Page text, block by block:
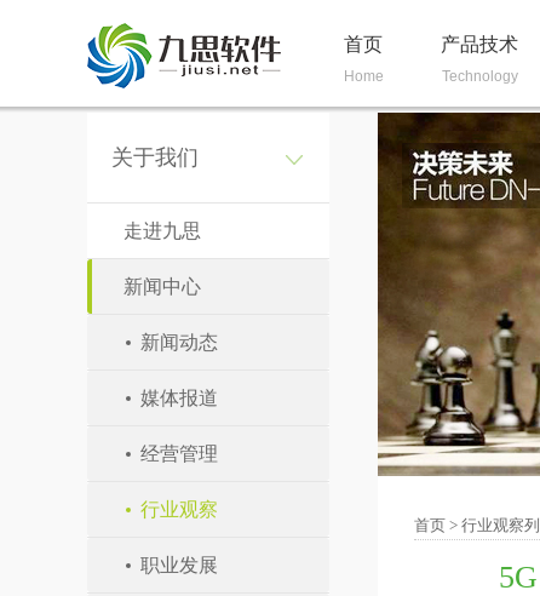
首页
Home
产品技术
Technology
关于我们
走进九思
新闻中心
新闻动态
媒体报道
经营管理
行业观察
职业发展
首页 > 行业观察